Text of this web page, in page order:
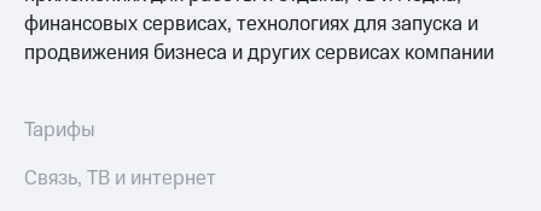
финансовых сервисах, технологиях для запуска и
продвижения бизнеса и других сервисах компании
Тарифы
Связь, ТВ и интернет